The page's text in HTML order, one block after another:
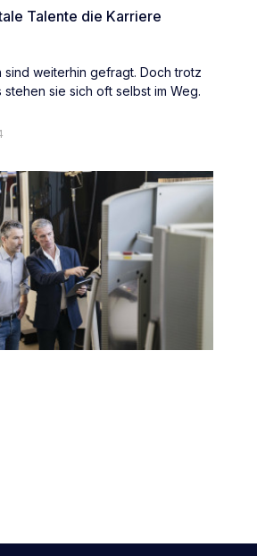
Talente die Karriere
sind weiterhin gefragt. Doch trotz
stehen sie sich oft selbst im Weg.